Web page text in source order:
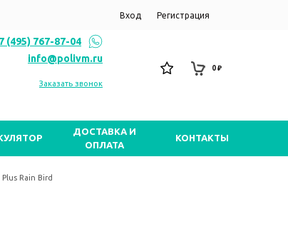
Вход Регистрация
(495) 767-87-04
info@polivm.ru
Заказать звонок
0 ₽
ДОСТАВКА И
ОПЛАТА
КОНТАКТЫ
Plus Rain Bird